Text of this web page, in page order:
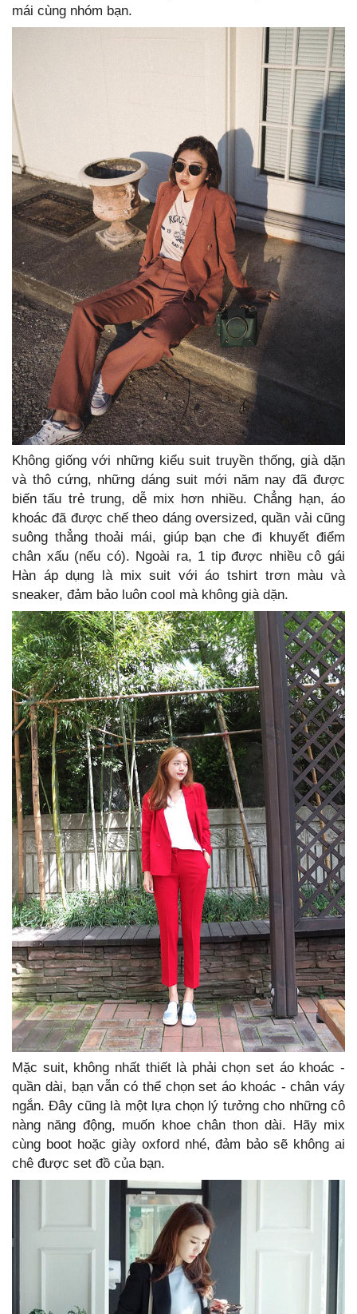
mái cùng nhóm bạn.
Không giống với những kiểu suit truyền thống, già dặn
và thô cứng, những dáng suit mới năm nay đã được
biến tấu trẻ trung, dễ mix hơn nhiều. Chẳng hạn, áo
khoác đã được chế theo dáng oversized, quần vải cũng
suông thẳng thoải mái, giúp bạn che đi khuyết điểm
chân xấu (nếu có). Ngoài ra, 1 tip được nhiều cô gái
Hàn áp dụng là mix suit với áo tshirt trơn màu và
sneaker, đảm bảo luôn cool mà không già dặn.
Mặc suit, không nhất thiết là phải chọn set áo khoác -
quần dài, bạn vẫn có thể chọn set áo khoác - chân váy
ngắn. Đây cũng là một lựa chọn lý tưởng cho những cô
nàng năng động, muốn khoe chân thon dài. Hãy mix
cùng boot hoặc giày oxford nhé, đảm bảo sẽ không ai
chê được set đồ của bạn.